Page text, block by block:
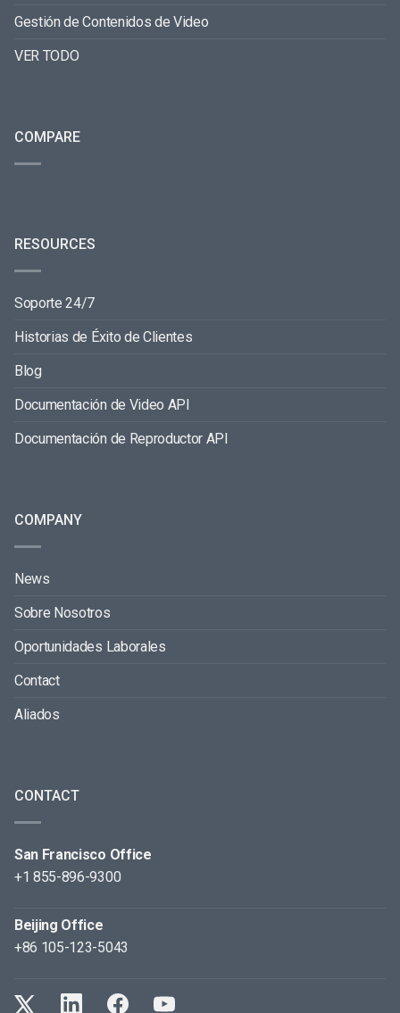
Gestión de Contenidos de Video
VER TODO
COMPARE
RESOURCES
Soporte 24/7
Historias de Éxito de Clientes
Blog
Documentación de Video API
Documentación de Reproductor API
COMPANY
News
Sobre Nosotros
Oportunidades Laborales
Contact
Aliados
CONTACT
San Francisco Office
+1 855-896-9300
Beijing Office
+86 105-123-5043